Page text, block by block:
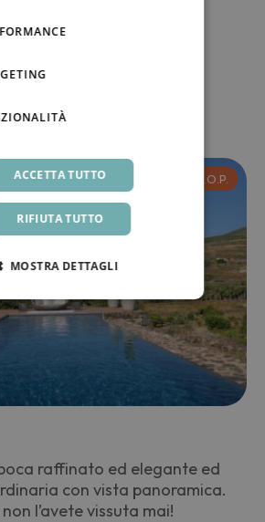
D.O.P.
raffinato ed elegante ed
con vista panoramica.
l’avete vissuta mai!
ACCETTA TUTTO
RIFIUTA TUTTO
MOSTRA DETTAGLI